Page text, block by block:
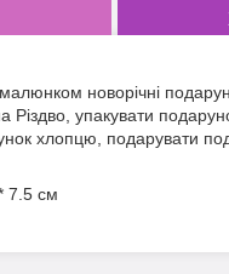
новорічні
Різдво, упакувати
хлопцю, подарувати
7.5 см